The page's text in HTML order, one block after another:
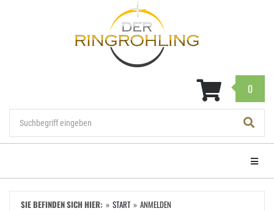
0
SIE BEFINDEN SICH HIER: START ANMELDEN